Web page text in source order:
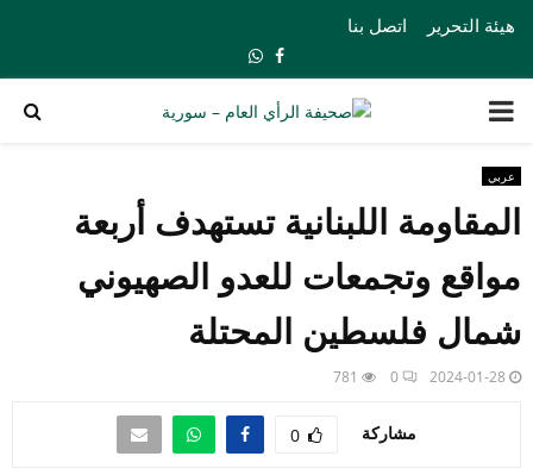
هيئة التحرير اتصل بنا
Facebook
Whatsapp
PRIMARY
MENU
عربي
المقاومة اللبنانية تستهدف أربعة
مواقع وتجمعات للعدو الصهيوني
شمال فلسطين المحتلة
2024-01-28
0
781
مشاركة 0